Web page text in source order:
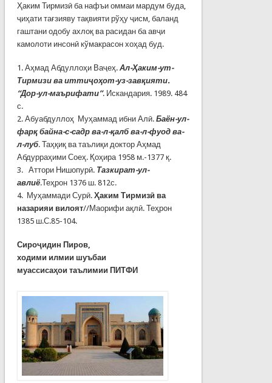
Ҳаким Тирмизӣ ба нафъи оммаи мардум буда,
ҷиҳати тағзияву тақвияти рўҳу ҷисм, баланд
гаштани одобу ахлоқ ва расидан ба авҷи
камолоти инсонӣ кўмакрасон хоҳад буд.
1. Аҳмад Абдуллоҳи Ваҷеҳ. Ал-Ҳаким-ут-
Тирмизи ва иттиҷоҳот-уз-завқияти.
“Дор-ул-маърифати”. Искандария. 1989. 484
с.
2. Абуабдуллоҳ Муҳаммад ибни Алӣ. Баён-ул-
фарқ байна-с-садр ва-л-қалб ва-л-фуод ва-
л-луб. Таҳқиқ ва таълиқи доктор Аҳмад
Абдурраҳими Соеҳ. Қоҳира 1958 м.-1377 қ.
3. Аттори Нишопурӣ. Тазкират-ул-
авлиё.Теҳрон 1376 ш. 812с.
4. Муҳаммади Сурӣ. Ҳаким Тирмизӣ ва
назарияи вилоят//Маорифи ақлӣ. Теҳрон
1385 ш.С.85-104.
Сироҷидин Пиров,
ходими илмии шуъбаи
муассисаҳои таълимии ПИТФИ